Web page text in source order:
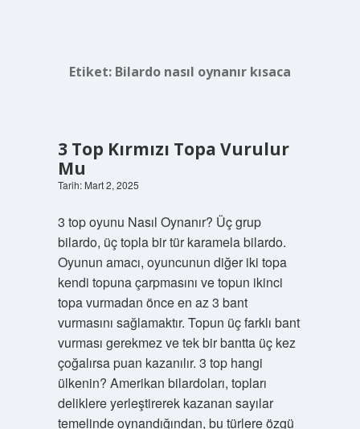
Etiket: Bilardo nasıl oynanır kısaca
3 Top Kırmızı Topa Vurulur
Mu
Tarih: Mart 2, 2025
3 top oyunu Nasıl Oynanır? Üç grup
bilardo, üç topla bir tür karamela bilardo.
Oyunun amacı, oyuncunun diğer iki topa
kendi topuna çarpmasını ve topun ikinci
topa vurmadan önce en az 3 bant
vurmasını sağlamaktır. Topun üç farklı bant
vurması gerekmez ve tek bir bantta üç kez
çoğalırsa puan kazanılır. 3 top hangi
ülkenin? Amerikan bilardoları, topları
deliklere yerleştirerek kazanan sayılar
temelinde oynandığından, bu türlere özgü